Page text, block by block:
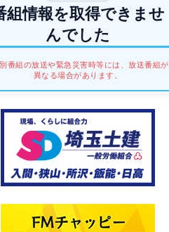
組情報を取得できませ
んでした
番組の放送や緊急災害時等には、放送番組が
異なる場合があります。